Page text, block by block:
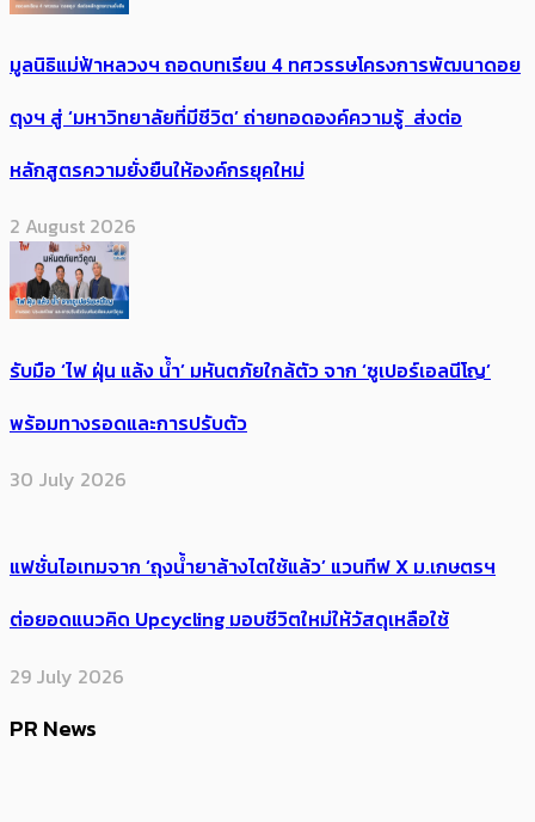
มูลนิธิแม่ฟ้าหลวงฯ ถอดบทเรียน 4 ทศวรรษโครงการพัฒนาดอย
ตุงฯ สู่ ‘มหาวิทยาลัยที่มีชีวิต’ ถ่ายทอดองค์ความรู้ ส่งต่อ
หลักสูตรความยั่งยืนให้องค์กรยุคใหม่
2 August 2026
รับมือ ‘ไฟ ฝุ่น แล้ง น้ำ’ มหันตภัยใกล้ตัว จาก ‘ซูเปอร์เอลนีโญ’
พร้อมทางรอดและการปรับตัว
30 July 2026
แฟชั่นไอเทมจาก ‘ถุงน้ำยาล้างไตใช้แล้ว’ แวนทีฟ X ม.เกษตรฯ
ต่อยอดแนวคิด Upcycling มอบชีวิตใหม่ให้วัสดุเหลือใช้
29 July 2026
PR News